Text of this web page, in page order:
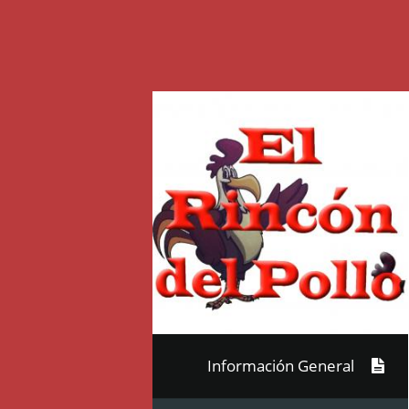
Información General